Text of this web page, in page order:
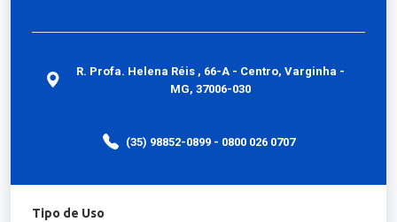
R. Profa. Helena Réis , 66-A - Centro, Varginha -
MG, 37006-030
(35) 98852-0899 - 0800 026 0707
Tipo de Uso